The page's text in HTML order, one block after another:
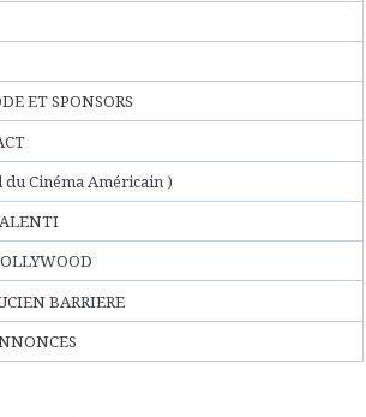
ET SPONSORS
du Cinéma Américain )
BARRIERE